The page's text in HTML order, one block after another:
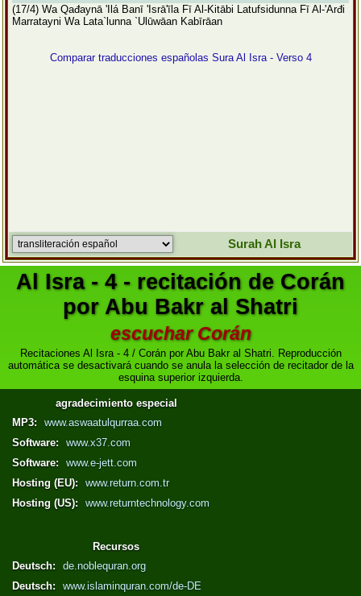
(17/4) Wa Qađaynā 'Ilá Banī 'Isrā'īla Fī Al-Kitābi Latufsidunna Fī Al-'Arđi
Marratayni Wa Lata`lunna `Ulūwāan Kabīrāan
Comparar traducciones españolas Sura Al Isra - Verso 4
Surah Al Isra
Al Isra - 4 - recitación de Corán
por Abu Bakr al Shatri
escuchar Corán
Recitaciones Al Isra - 4 / Corán por Abu Bakr al Shatri. Reproducción
automática se desactivará cuando se anula la selección de recitador de la
esquina superior izquierda.
agradecimiento especial
MP3:
www.aswaatulqurraa.com
Software:
www.x37.com
Software:
www.e-jett.com
Hosting (EU):
www.return.com.tr
Hosting (US):
www.returntechnology.com
Recursos
Deutsch:
de.noblequran.org
Deutsch:
www.islaminquran.com/de-DE